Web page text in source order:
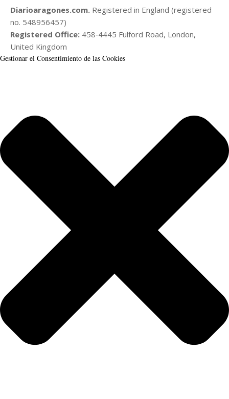
Diarioaragones.com. Registered in England (registered
no. 548956457)
Registered Office: 458‑4445 Fulford Road, London,
United Kingdom
Gestionar el Consentimiento de las Cookies